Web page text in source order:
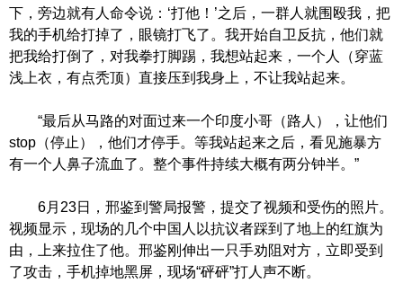
下，旁边就有人命令说：‘打他！’之后，一群人就围殴我，把
我的手机给打掉了，眼镜打飞了。我开始自卫反抗，他们就
把我给打倒了，对我拳打脚踢，我想站起来，一个人（穿蓝
浅上衣，有点秃顶）直接压到我身上，不让我站起来。
“最后从马路的对面过来一个印度小哥（路人），让他们
stop（停止），他们才停手。等我站起来之后，看见施暴方
有一个人鼻子流血了。整个事件持续大概有两分钟半。”
6月23日，邢鉴到警局报警，提交了视频和受伤的照片。
视频显示，现场的几个中国人以抗议者踩到了地上的红旗为
由，上来拉住了他。邢鉴刚伸出一只手劝阻对方，立即受到
了攻击，手机掉地黑屏，现场“砰砰”打人声不断。